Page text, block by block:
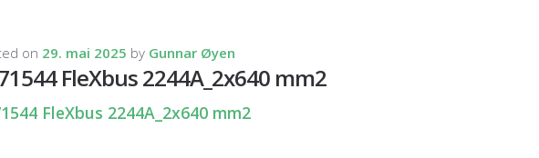
on 29. mai 2025 by Gunnar Øyen
FleXbus 2244A_2x640 mm2
FleXbus 2244A_2x640 mm2